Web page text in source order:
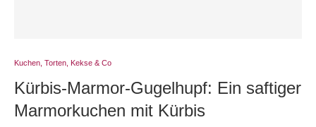
Kuchen, Torten, Kekse & Co
Kürbis-Marmor-Gugelhupf: Ein saftiger
Marmorkuchen mit Kürbis